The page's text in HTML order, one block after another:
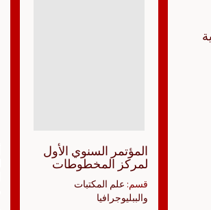
المؤتمر السنوي الأول
لمركز المخطوطات
قسم: علم المكتبات
والببليوجرافيا